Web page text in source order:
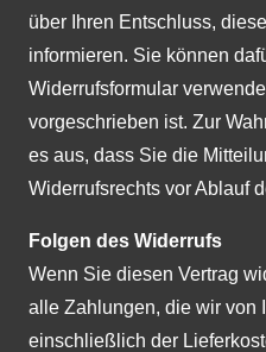
über Ihren Entschluss,
informieren. Sie können
Widerrufsformular
vorgeschrieben ist. Zur
es aus, dass Sie die
Widerrufsrechts vor Ablauf
Folgen des Widerrufs
Wenn Sie diesen Vertrag
alle Zahlungen, die wir von
einschließlich der